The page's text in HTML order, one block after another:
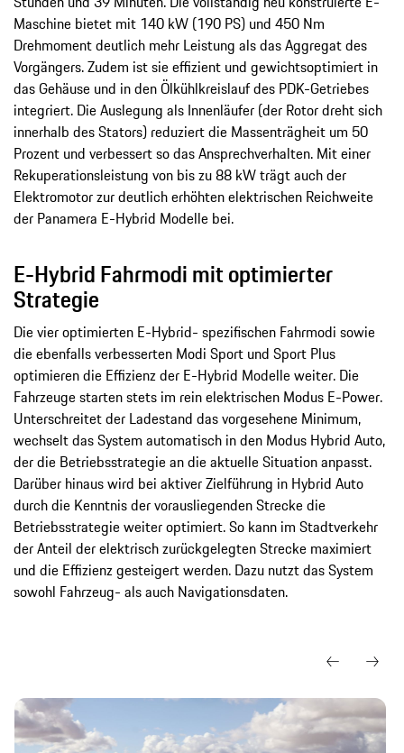
Maschine bietet mit 140 kW (190 PS) und 450 Nm
Drehmoment deutlich mehr Leistung als das Aggregat des
Vorgängers. Zudem ist sie effizient und gewichtsoptimiert in
das Gehäuse und in den Ölkühlkreislauf des PDK-Getriebes
integriert. Die Auslegung als Innenläufer (der Rotor dreht sich
innerhalb des Stators) reduziert die Massenträgheit um 50
Prozent und verbessert so das Ansprechverhalten. Mit einer
Rekuperationsleistung von bis zu 88 kW trägt auch der
Elektromotor zur deutlich erhöhten elektrischen Reichweite
der Panamera E-Hybrid Modelle bei.
E-Hybrid Fahrmodi mit optimierter
Strategie
Die vier optimierten E-Hybrid- spezifischen Fahrmodi sowie
die ebenfalls verbesserten Modi Sport und Sport Plus
optimieren die Effizienz der E-Hybrid Modelle weiter. Die
Fahrzeuge starten stets im rein elektrischen Modus E-Power.
Unterschreitet der Ladestand das vorgesehene Minimum,
wechselt das System automatisch in den Modus Hybrid Auto,
der die Betriebsstrategie an die aktuelle Situation anpasst.
Darüber hinaus wird bei aktiver Zielführung in Hybrid Auto
durch die Kenntnis der vorausliegenden Strecke die
Betriebsstrategie weiter optimiert. So kann im Stadtverkehr
der Anteil der elektrisch zurückgelegten Strecke maximiert
und die Effizienz gesteigert werden. Dazu nutzt das System
sowohl Fahrzeug- als auch Navigationsdaten.